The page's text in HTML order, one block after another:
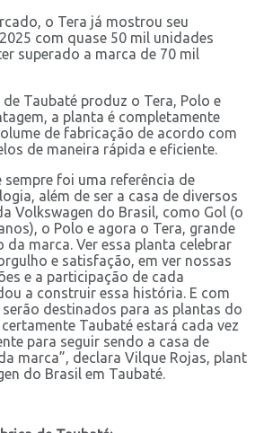
o Tera já mostrou seu
com quase 50 mil unidades
superado a marca de 70 mil
Taubaté produz o Tera, Polo e
a planta é completamente
de fabricação de acordo com
de maneira rápida e eficiente.
sempre foi uma referência de
além de ser a casa de diversos
Volkswagen do Brasil, como Gol (o
o Polo e agora o Tera, grande
da marca. Ver essa planta celebrar
e satisfação, em ver nossas
e a participação de cada
a construir essa história. E com
destinados para as plantas do
Taubaté estará cada vez
para seguir sendo a casa de
marca”, declara Vilque Rojas, plant
do Brasil em Taubaté.